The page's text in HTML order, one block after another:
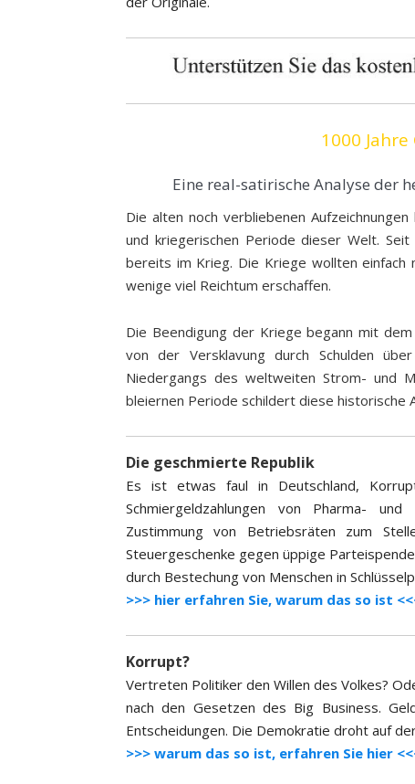
1000
Eine real-satirische Analyse der
Die alten noch verbliebenen
und kriegerischen Periode dieser Welt.
bereits im Krieg. Die Kriege wollten
wenige viel Reichtum erschaffen.
Die Beendigung der Kriege begann mit
von der Versklavung durch Schulden
Niedergangs des weltweiten Strom- und
bleiernen Periode schildert diese historische
Die geschmierte Republik
Es ist etwas faul in Deutschland,
Schmiergeldzahlungen von Pharma-
Zustimmung von Betriebsräten zum
Steuergeschenke gegen üppige
durch Bestechung von Menschen in
>>> hier erfahren Sie, warum das so ist
Korrupt?
Vertreten Politiker den Willen des Volkes?
nach den Gesetzen des Big Business.
Entscheidungen. Die Demokratie droht auf
>>> warum das so ist, erfahren Sie hier